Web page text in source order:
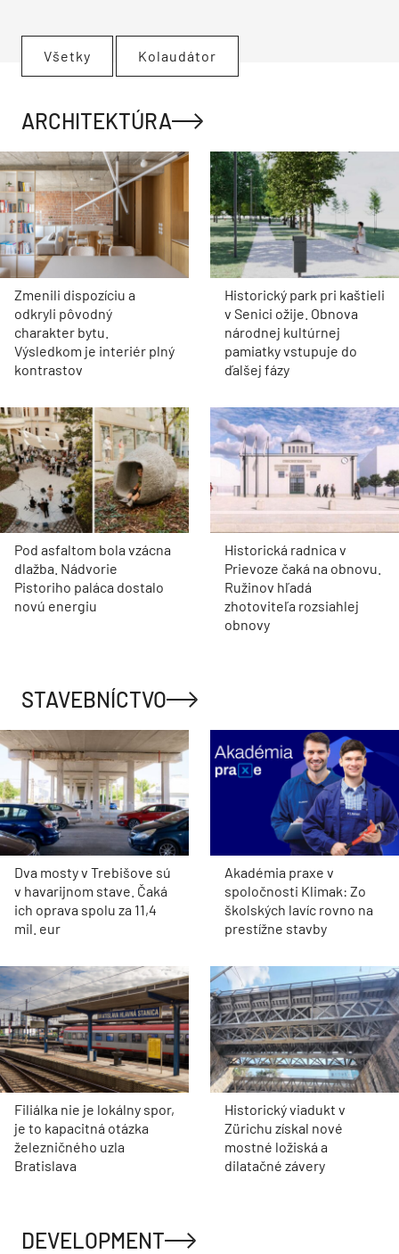
Všetky Kolaudátor
ARCHITEKTÚRA
Zmenili dispozíciu a
odkryli pôvodný
charakter bytu.
Výsledkom je interiér plný
kontrastov
Historický park pri kaštieli
v Senici ožije. Obnova
národnej kultúrnej
pamiatky vstupuje do
ďalšej fázy
Pod asfaltom bola vzácna
dlažba. Nádvorie
Pistoriho paláca dostalo
novú energiu
Historická radnica v
Prievoze čaká na obnovu.
Ružinov hľadá
zhotoviteľa rozsiahlej
obnovy
STAVEBNÍCTVO
Dva mosty v Trebišove sú
v havarijnom stave. Čaká
ich oprava spolu za 11,4
mil. eur
Akadémia praxe v
spoločnosti Klimak: Zo
školských lavíc rovno na
prestížne stavby
Filiálka nie je lokálny spor,
je to kapacitná otázka
železničného uzla
Bratislava
Historický viadukt v
Zürichu získal nové
mostné ložiská a
dilatačné závery
DEVELOPMENT